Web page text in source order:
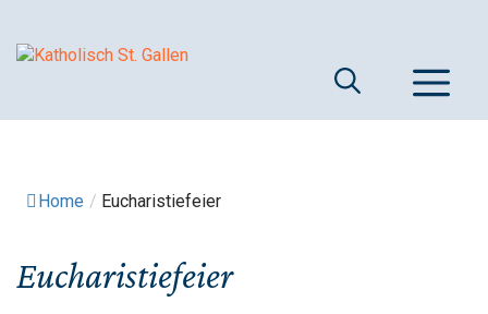
Inhalt
Home / Eucharistiefeier
Eucharistiefeier